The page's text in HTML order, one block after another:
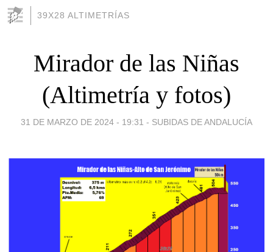
39X28 ALTIMETRÍAS
Mirador de las Niñas
(Altimetría y fotos)
31 DE MARZO DE 2024 - 19:31 - SUBIDAS DE ANDALUCÍA